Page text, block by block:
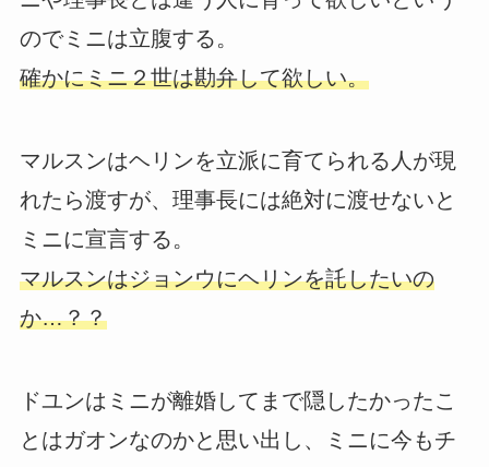
のでミニは立腹する。
確かにミニ２世は勘弁して欲しい。
マルスンはヘリンを立派に育てられる人が現
れたら渡すが、理事長には絶対に渡せないと
ミニに宣言する。
マルスンはジョンウにヘリンを託したいの
か…？？
ドユンはミニが離婚してまで隠したかったこ
とはガオンなのかと思い出し、ミニに今もチ